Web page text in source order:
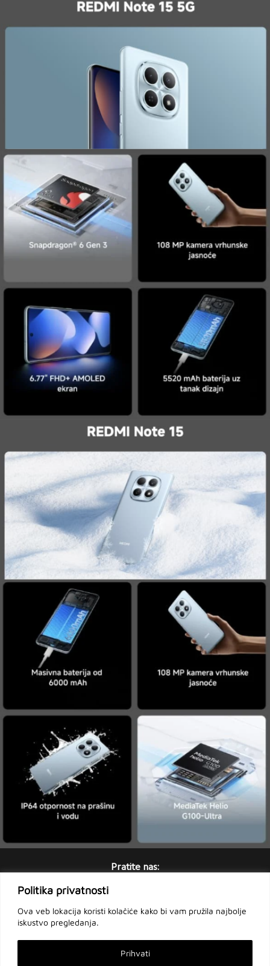
Politika privatnosti
Ova veb lokacija koristi kolačiće kako bi vam pružila najbolje
iskustvo pregledanja.
Prihvati
Pratite nas:
Copyright © 2010 - 2026 Xiaomi. All Rights Reserved